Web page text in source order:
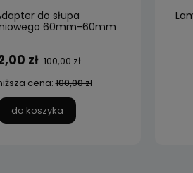
do słupa
60mm-60mm
zł 100,00 zł
cena:100,00 zł
do koszyka